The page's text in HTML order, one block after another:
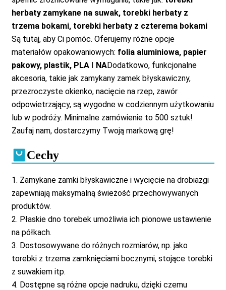
herbaty zamykane na suwak, torebki herbaty z
trzema bokami, torebki herbaty z czterema bokami
Są tutaj, aby Ci pomóc. Oferujemy różne opcje
materiałów opakowaniowych: folia aluminiowa, papier
pakowy, plastik, PLAI NADodatkowo, funkcjonalne
akcesoria, takie jak zamykany zamek błyskawiczny,
przezroczyste okienko, nacięcie na rzep, zawór
odpowietrzający, są wygodne w codziennym użytkowaniu
lub w podróży. Minimalne zamówienie to 500 sztuk!
Zaufaj nam, dostarczymy Twoją markową grę!
Cechy
1. Zamykane zamki błyskawiczne i wycięcie na drobiazgi
zapewniają maksymalną świeżość przechowywanych
produktów.
2. Płaskie dno torebek umożliwia ich pionowe ustawienie
na półkach.
3. Dostosowywane do różnych rozmiarów, np. jako
torebki z trzema zamknięciami bocznymi, stojące torebki
z suwakiem itp.
4. Dostępne są różne opcje nadruku, dzięki czemu